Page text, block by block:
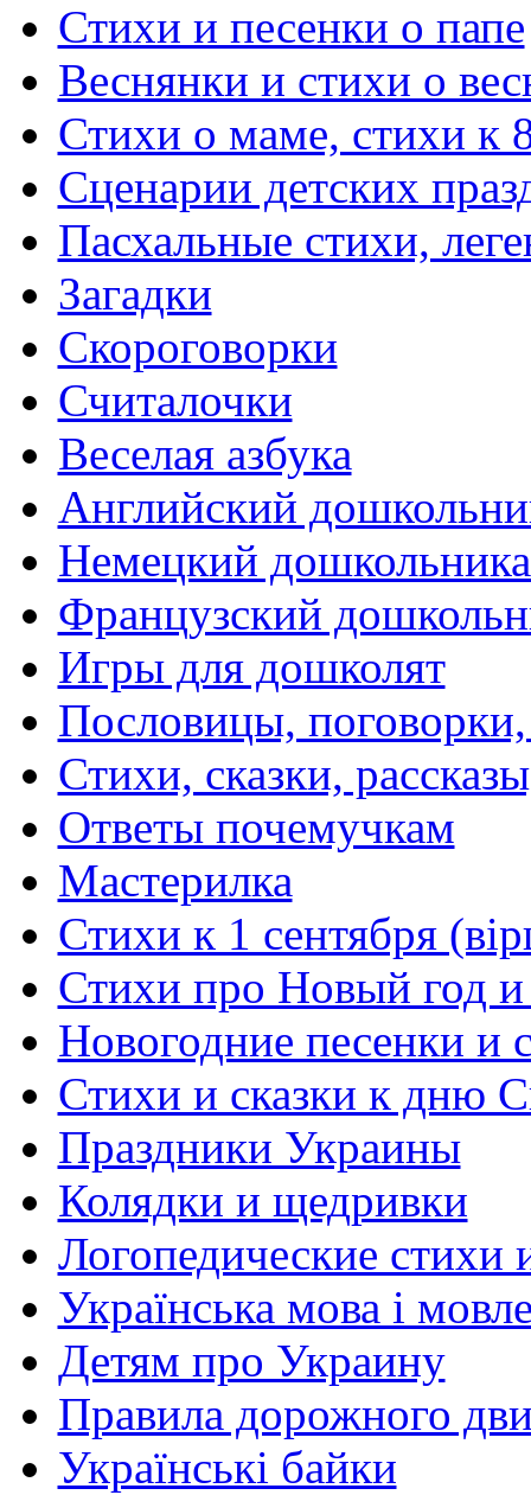
Стихи и песенки о папе
Веснянки и стихи о
Стихи о маме, стихи к
Сценарии детских
Пасхальные стихи,
Загадки
Скороговорки
Считалочки
Веселая азбука
Английский
Немецкий
Французский
Игры для дошколят
Пословицы,
Стихи, сказки,
Ответы почемучкам
Мастерилка
Стихи к 1 сентября
Стихи про Новый год
Новогодние песенки и
Стихи и сказки к дню
Праздники Украины
Колядки и щедривки
Логопедические стихи
Українська мова і
Детям про Украину
Правила дорожного
Українські байки